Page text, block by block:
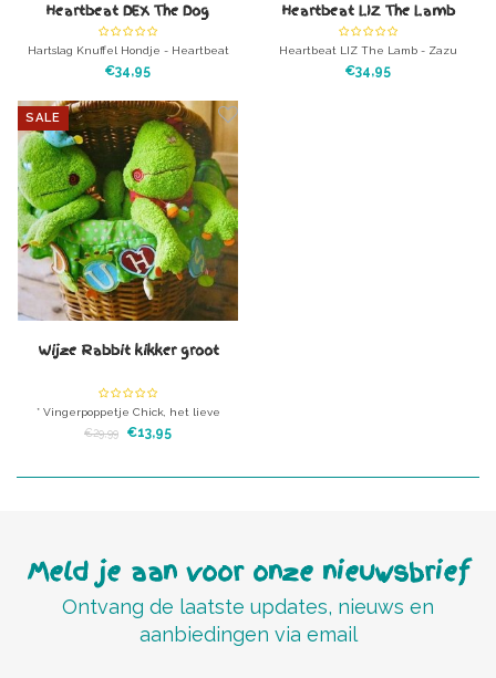
Heartbeat DEX The Dog
Hartslag Knuffel Hondje - Heartbeat
DEX The Dog Heerlijk knuffeldier met
€34,95
Heartbeat LIZ The Lamb
Heartbeat LIZ The Lamb - Zazu
Hartslag Knuffel Lammetje. Heerlijk
€34,95
SALE
Wijze Rabbit kikker groot
* Vingerpoppetje Chick, het lieve
kippetje * Bijzondere Dunk, het eendje
€29,99 €13,95
Meld je aan voor onze nieuwsbrief
Ontvang de laatste updates, nieuws en
aanbiedingen via email